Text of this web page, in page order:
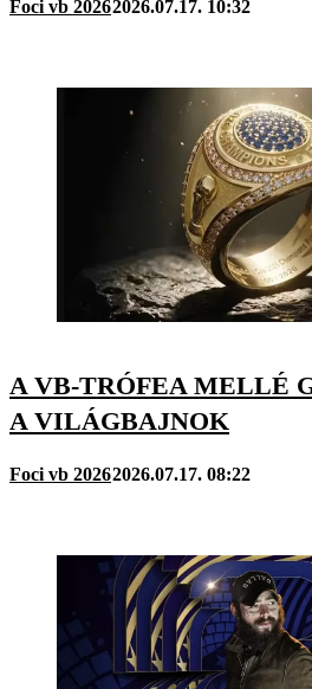
Foci vb 20262026.07.17. 10:32
A VB-TRÓFEA MELLÉ
A VILÁGBAJNOK
Foci vb 20262026.07.17. 08:22